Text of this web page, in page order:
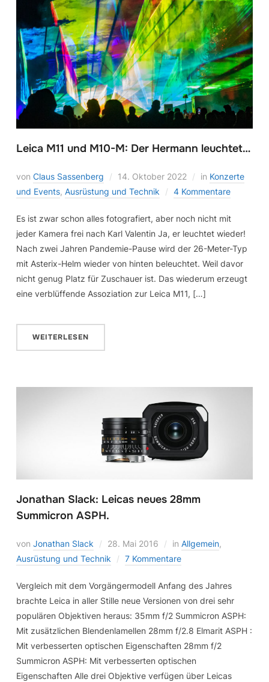
Leica M11 und M10-M: Der Hermann leuchtet…
von Claus Sassenberg 14. Oktober 2022 in Konzerte
und Events, Ausrüstung und Technik 4 Kommentare
Es ist zwar schon alles fotografiert, aber noch nicht mit
jeder Kamera frei nach Karl Valentin Ja, er leuchtet wieder!
Nach zwei Jahren Pandemie-Pause wird der 26-Meter-Typ
mit Asterix-Helm wieder von hinten beleuchtet. Weil davor
nicht genug Platz für Zuschauer ist. Das wiederum erzeugt
eine verblüffende Assoziation zur Leica M11, […]
WEITERLESEN
Jonathan Slack: Leicas neues 28mm
Summicron ASPH.
von Jonathan Slack 28. Mai 2016 in Allgemein,
Ausrüstung und Technik
7 Kommentare
Vergleich mit dem Vorgängermodell Anfang des Jahres
brachte Leica in aller Stille neue Versionen von drei sehr
populären Objektiven heraus: 35mm f/2 Summicron ASPH:
Mit zusätzlichen Blendenlamellen 28mm f/2.8 Elmarit ASPH :
Mit verbesserten optischen Eigenschaften 28mm f/2
Summicron ASPH: Mit verbesserten optischen
Eigenschaften Alle drei Objektive verfügen über Leicas